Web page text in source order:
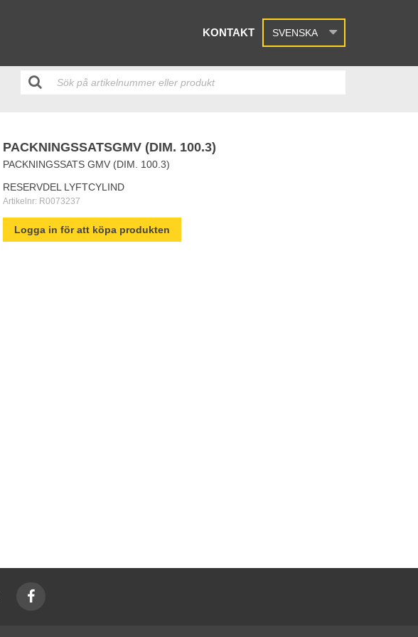
KONTAKT SVENSKA
PACKNINGSSATSGMV (DIM. 100.3)
PACKNINGSSATS GMV (DIM. 100.3)
RESERVDEL LYFTCYLIND
Artikelnr: R0073237
Logga in för att köpa produkten